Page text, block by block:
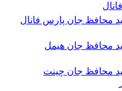
محافظ جان پارس فانال
محافظ جان هیمل
محافظ جان چینت